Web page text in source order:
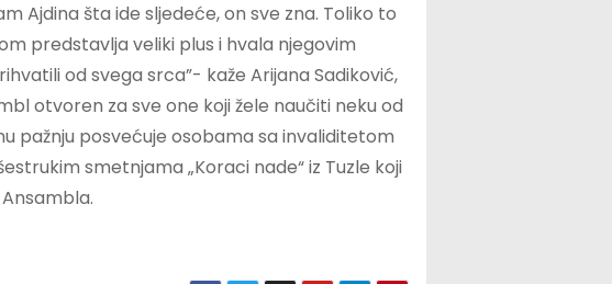
Ajdina šta ide sljedeće, on sve zna. Toliko to
predstavlja veliki plus i hvala njegovim
od svega srca”- kaže Arijana Sadiković,
otvoren za sve one koji žele naučiti neku od
pažnju posvećuje osobama sa invaliditetom
smetnjama „Koraci nade“ iz Tuzle koji